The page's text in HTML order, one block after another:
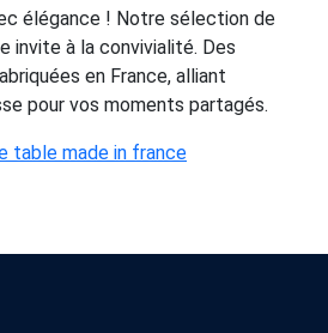
élégance ! Notre sélection de
invite à la convivialité. Des
en France, alliant
pour vos moments partagés.
table made in france